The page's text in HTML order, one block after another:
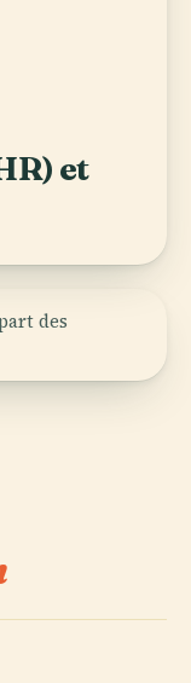
et
des